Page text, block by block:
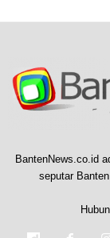
BantenNews.co.id
seputar